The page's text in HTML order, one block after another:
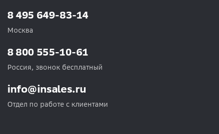
8 495 649-83-14
Москва
info@insales.ru
Отдел по работе с клиентами
8 800 555-10-61
Россия, звонок бесплатный